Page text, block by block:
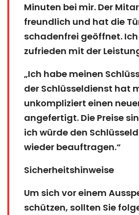
Minuten bei mir. Der
freundlich und hat die
schadenfrei geöffnet.
zufrieden mit der
„Ich habe meinen
der Schlüsseldienst hat
unkompliziert einen
angefertigt. Die Preise
ich würde den
wieder beauftragen.“
Sicherheitshinweise
Um sich vor einem
schützen, sollten Sie